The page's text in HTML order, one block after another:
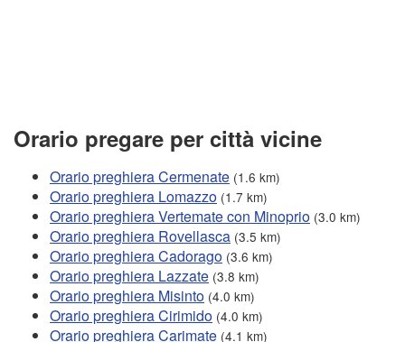
Orario pregare per città vicine
Orario preghiera Cermenate (1.6 km)
Orario preghiera Lomazzo (1.7 km)
Orario preghiera Vertemate con Minoprio (3.0 km)
Orario preghiera Rovellasca (3.5 km)
Orario preghiera Cadorago (3.6 km)
Orario preghiera Lazzate (3.8 km)
Orario preghiera Misinto (4.0 km)
Orario preghiera Cirimido (4.0 km)
Orario preghiera Carimate (4.1 km)